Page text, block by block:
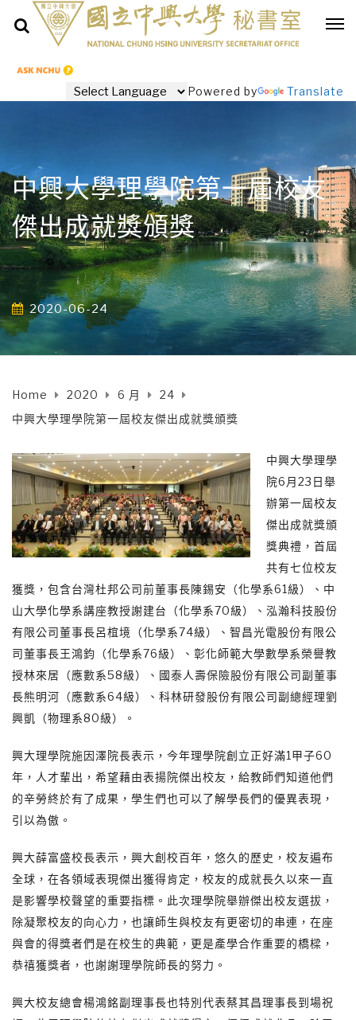
Powered by Translate
中興大學理學院第一屆校友
傑出成就獎頒獎
2020-06-24
Home 2020 6 月
24
中興大學理學院第一屆校友傑出成就獎頒獎
中興大學理學
院6月23日舉
辦第一屆校友
傑出成就獎頒
獎典禮，首屆
共有七位校友
獲獎，包含台灣杜邦公司前董事長陳錫安（化學系61級）、中
山大學化學系講座教授謝建台（化學系70級）、泓瀚科技股份
有限公司董事長呂椬境（化學系74級）、智昌光電股份有限公
司董事長王鴻鈞（化學系76級）、彰化師範大學數學系榮譽教
授林來居（應數系58級）、國泰人壽保險股份有限公司副董事
長熊明河（應數系64級）、科林研發股份有限公司副總經理劉
興凱（物理系80級）。
興大理學院施因澤院長表示，今年理學院創立正好滿1甲子60
年，人才輩出，希望藉由表揚院傑出校友，給教師們知道他們
的辛勞終於有了成果，學生們也可以了解學長們的優異表現，
引以為傲。
興大薛富盛校長表示，興大創校百年，悠久的歷史，校友遍布
全球，在各領域表現傑出獲得肯定，校友的成就長久以來一直
是影響學校聲望的重要指標。此次理學院舉辦傑出校友選拔，
除凝聚校友的向心力，也讓師生與校友有更密切的串連，在座
與會的得獎者們是在校生的典範，更是產學合作重要的橋樑，
恭禧獲獎者，也謝謝理學院師長的努力。
興大校友總會楊鴻銘副理事長也特別代表蔡其昌理事長到場祝